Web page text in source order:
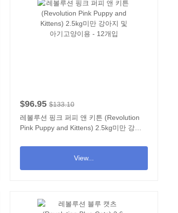
$96.95 $133.10
레볼루션 핑크 퍼피 앤 키튼 (Revolution
Pink Puppy and Kittens) 2.5kg미만 강아
View...